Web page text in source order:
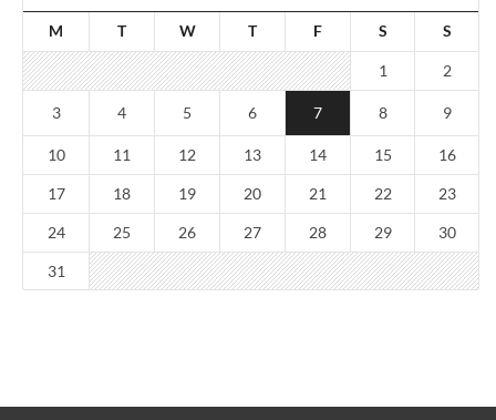
M T W T F S S
1 2
3 4 5 6 7 8 9
10 11 12 13 14 15 16
17 18 19 20 21 22 23
24 25 26 27 28 29 30
31